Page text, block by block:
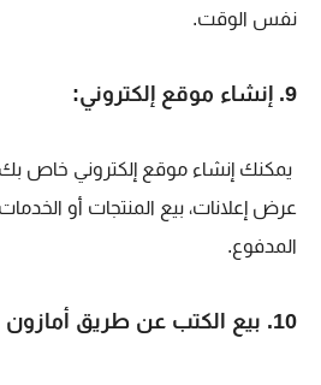
نفس الوقت.
9. إنشاء موقع إلكتروني:
يمكنك إنشاء موقع إلكتروني خاص
عرض إعلانات، بيع المنتجات أو
المدفوع.
10. بيع الكتب عن طريق أمازون كيندل: